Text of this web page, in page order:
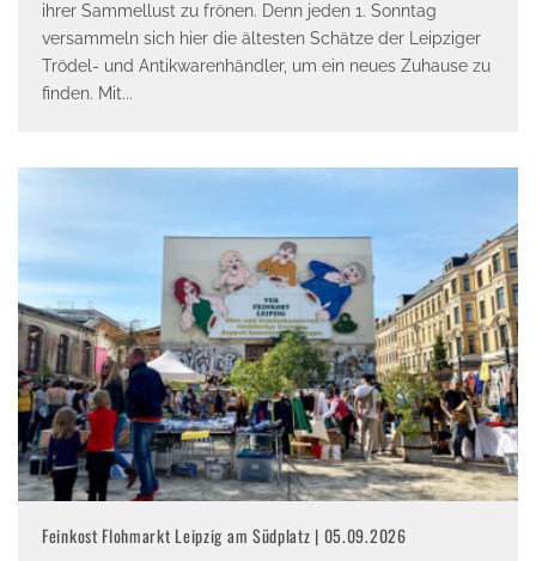
ihrer Sammellust zu frönen. Denn jeden 1. Sonntag
versammeln sich hier die ältesten Schätze der Leipziger
Trödel- und Antikwarenhändler, um ein neues Zuhause zu
finden. Mit...
Feinkost Flohmarkt Leipzig am Südplatz | 05.09.2026